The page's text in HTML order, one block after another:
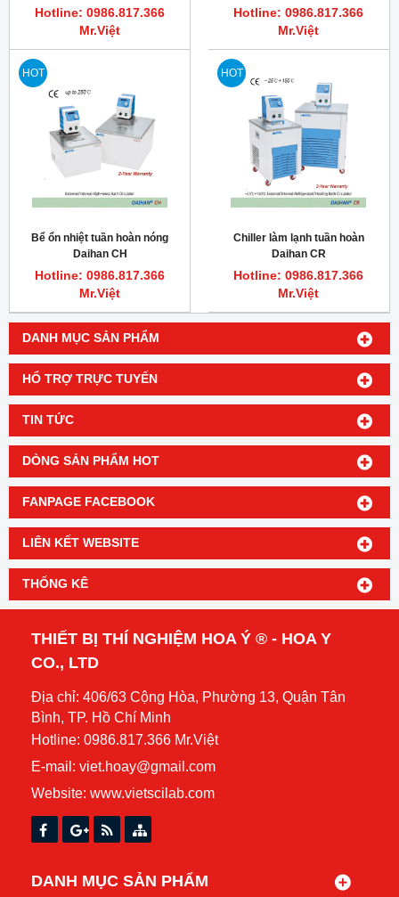
DANH MỤC SẢN PHẨM
HỔ TRỢ TRỰC TUYẾN
TIN TỨC
DÒNG SẢN PHẨM HOT
FANPAGE FACEBOOK
LIÊN KẾT WEBSITE
THỐNG KÊ
TV-150BU
Hotline: 0986.817.366
Mr.Việt
Hotline: 0986.817.366
Mr.Việt
HOT
Bể ổn nhiệt tuần hoàn nóng
Daihan CH
Hotline: 0986.817.366
Mr.Việt
HOT
Chiller làm lạnh tuần hoàn
Daihan CR
Hotline: 0986.817.366
Mr.Việt
THIẾT BỊ THÍ NGHIỆM HOA Ý ® - HOA Y
CO., LTD
Địa chỉ: 406/63 Cộng Hòa, Phường 13, Quận Tân
Bình, TP. Hồ Chí Minh
Hotline: 0986.817.366 Mr.Việt
E-mail: viet.hoay@gmail.com
Website: www.vietscilab.com
DANH MỤC SẢN PHẨM